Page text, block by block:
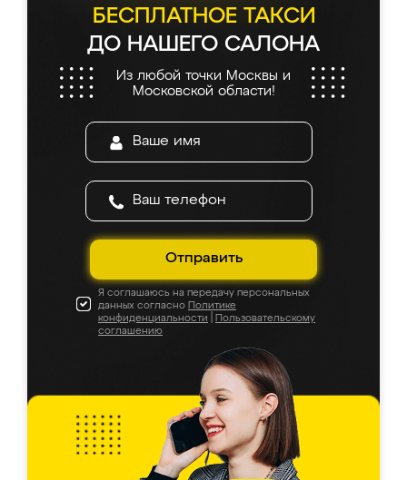
БЕСПЛАТНОЕ ТАКСИ
ДО НАШЕГО САЛОНА
Из любой точки Москвы и
Московской области!
Отправить
Я соглашаюсь на передачу персональных
данных согласно Политике
конфиденциальности
Пользовательскому
соглашению